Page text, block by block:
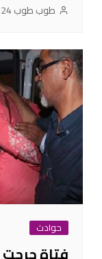
طوب طوب 24
حوادث
فتاة